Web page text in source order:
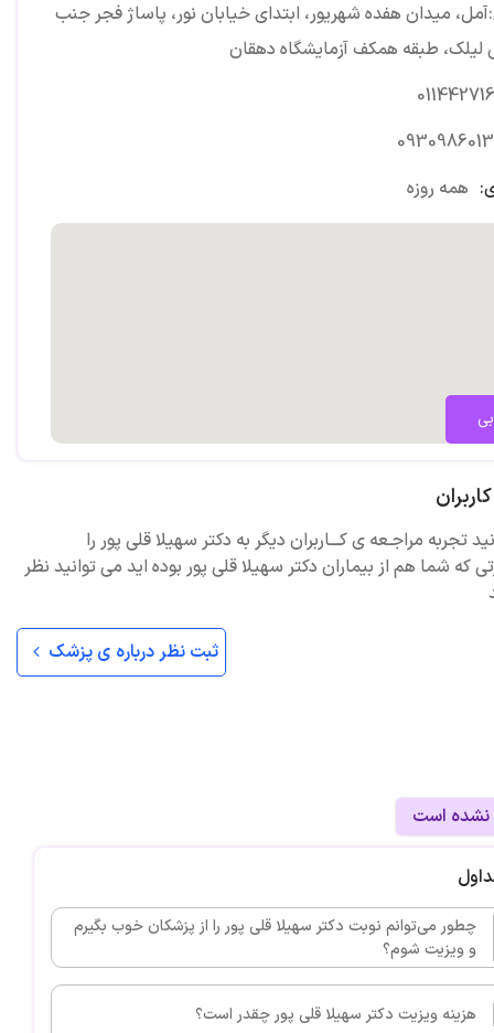
میدان هفده شهریور، ابتدای خیابان نور، پاساژ فجر جنب
لیلک، طبقه همکف آزمایشگاه دهقان
همه روزه
تجربه مراجـعه ی کـــاربران دیگر به دکتر سهیلا قلی پور را
که شما هم از بیماران دکتر سهیلا قلی پور بوده اید می توانید نظر
ثبت نظر درباره ی پزشک
نشده است
چطور می‌توانم نوبت دکتر سهیلا قلی پور را از پزشکان خوب بگیرم
و ویزیت شوم؟
هزینه ویزیت دکتر سهیلا قلی پور چقدر است؟